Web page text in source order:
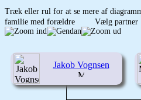
Træk eller rul for at se mere af
familie med forældre
Vælg partner
Jakob Vognsen